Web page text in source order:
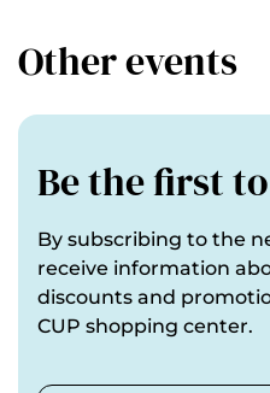
Other events
Be the first
By subscribing to the
receive information
discounts and
CUP shopping center.